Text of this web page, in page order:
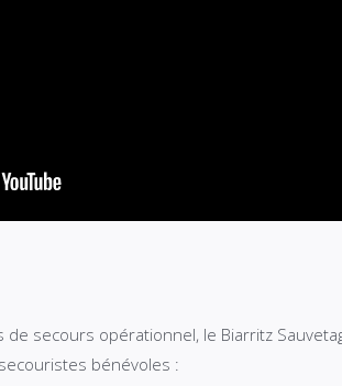
secours opérationnel, le Biarritz
bénévoles :